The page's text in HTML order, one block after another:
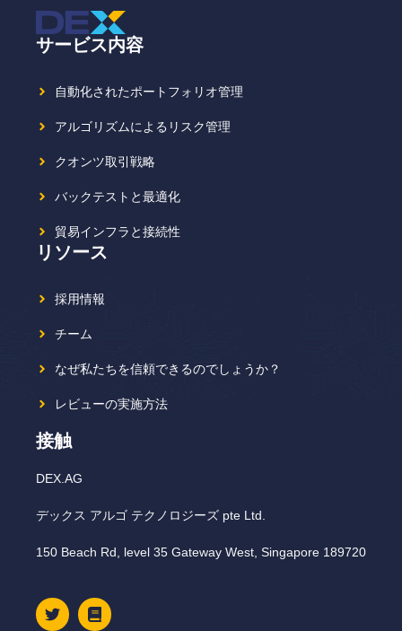
サービス内容
自動化されたポートフォリオ管理
アルゴリズムによるリスク管理
クオンツ取引戦略
バックテストと最適化
貿易インフラと接続性
リソース
採用情報
チーム
なぜ私たちを信頼できるのでしょうか？
レビューの実施方法
接触
DEX.AG
デックス アルゴ テクノロジーズ pte Ltd.
150 Beach Rd, level 35 Gateway West, Singapore 189720